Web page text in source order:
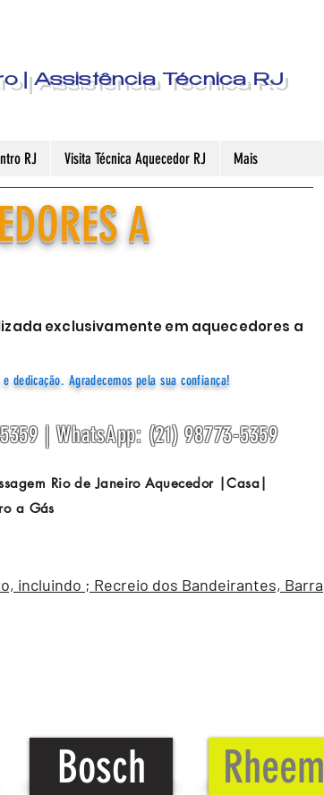
| Assistência Técnica RJ
RJ Visita Técnica Aquecedor RJ Mais
A
exclusivamente em aquecedores a
dedicação. Agradecemos pela sua confiança!
| WhatsApp: (21) 98773-5359
Rio de Janeiro Aquecedor |Casa|
a Gás
incluindo ; Recreio dos Bandeirantes, Barra
Bosch Rheem